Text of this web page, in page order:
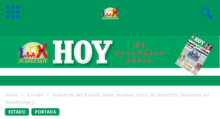
Inicio Estado
Gobierno del Estado debe resolver crisis de derechos humanos en
Guadalupe y...
ESTADO PORTADA